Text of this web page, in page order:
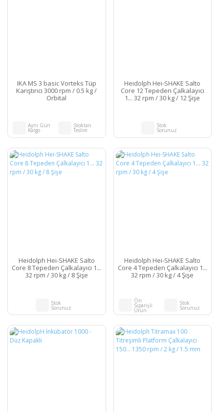
IKA MS 3 basic Vorteks Tüp
Karıştırıcı 3000 rpm / 0.5 kg /
Orbital
Aynı Gün
Kargo
Stoktan
Teslim
Heidolph Hei-SHAKE Salto
Core 12 Tepeden Çalkalayıcı
1... 32 rpm / 30 kg / 12 Şişe
Stok
Sorunuz
Heidolph Hei-SHAKE Salto
Core 8 Tepeden Çalkalayıcı 1...
32 rpm / 30 kg / 8 Şişe
Stok
Sorunuz
Heidolph Hei-SHAKE Salto
Core 4 Tepeden Çalkalayıcı 1...
32 rpm / 30 kg / 4 Şişe
Ön
Siparişli
Ürün
Stok
Sorunuz